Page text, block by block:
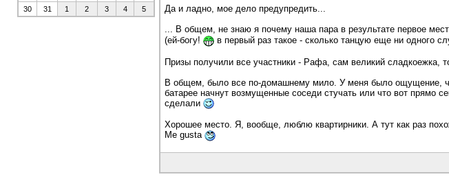
Да и ладно, мое дело предупредить...
... В общем, не знаю я почему наша пара в результате первое
(ей-богу!
в первый раз такое - сколько танцую еще ни одного
Призы получили все участники - Рафа, сам великий сладкоежка,
В общем, было все по-домашнему мило. У меня было ощущение,
батарее начнут возмущенные соседи стучать или что вот прямо
сделали
Хорошее место. Я, вообще, люблю квартирники. А тут как раз
Me gusta
30
31 1 2 3 4 5